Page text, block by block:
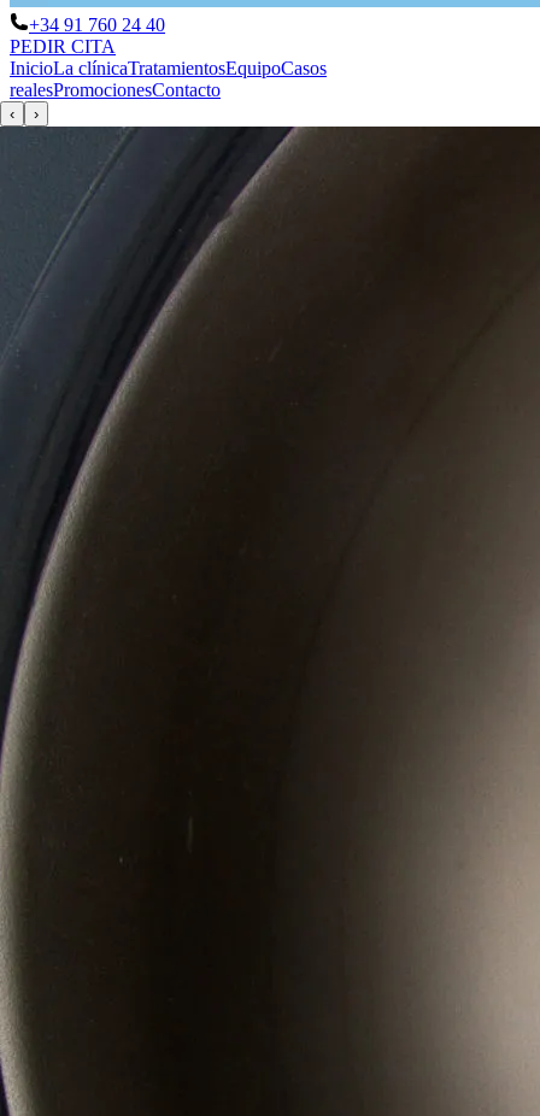
+34 91 760 24 40
PEDIR CITA
InicioLa clínicaTratamientosEquipoCasos
realesPromocionesContacto
‹ ›